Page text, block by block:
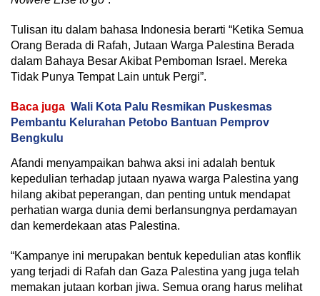
Tulisan itu dalam bahasa Indonesia berarti “Ketika Semua
Orang Berada di Rafah, Jutaan Warga Palestina Berada
dalam Bahaya Besar Akibat Pemboman Israel. Mereka
Tidak Punya Tempat Lain untuk Pergi”.
Baca juga Wali Kota Palu Resmikan Puskesmas
Pembantu Kelurahan Petobo Bantuan Pemprov
Bengkulu
Afandi menyampaikan bahwa aksi ini adalah bentuk
kepedulian terhadap jutaan nyawa warga Palestina yang
hilang akibat peperangan, dan penting untuk mendapat
perhatian warga dunia demi berlansungnya perdamayan
dan kemerdekaan atas Palestina.
“Kampanye ini merupakan bentuk kepedulian atas konflik
yang terjadi di Rafah dan Gaza Palestina yang juga telah
memakan jutaan korban jiwa. Semua orang harus melihat